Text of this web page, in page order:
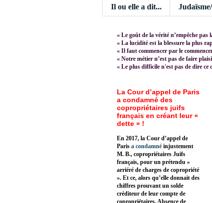
Il ou elle a dit...
« Le goût de la vérité n’empêche
« La lucidité est la blessure la plus
« Il faut commencer par le
« Notre métier n’est pas de faire
« Le plus difficile n'est pas de dire ce
La Cour d’appel de Paris
a condamné des
copropriétaires juifs
français en créant leur «
dette » !
En 2017, la Cour d’appel de
Paris a condamné injustement
M. B., copropriétaires Juifs
français, pour un prétendu «
arriéré de charges de copropriété
». Et ce, alors qu’elle donnait des
chiffres prouvant un solde
créditeur de leur compte de